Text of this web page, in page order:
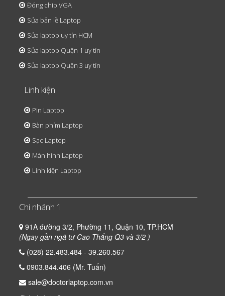
Đóng chip VGA
Sửa bản lề Laptop
Sửa laptop uy tín HCM
Sửa laptop Quận 1 uy tín
Sửa laptop Quận 3 uy tín
Linh kiện
Pin Laptop
Bàn phím Laptop
Sạc Laptop
Màn hình Laptop
Linh kiện Laptop
Chi nhánh 1
91A đường 3/2, Phường 11, Quận 10, TP.HCM
(Ngay gần ngã tư Cao Thắng Q3 và 3/2 )
(028) 22.483.484 - 39.260.567
0903.844.406 (Mr. Tuấn)
sale@doctorlaptop.com.vn